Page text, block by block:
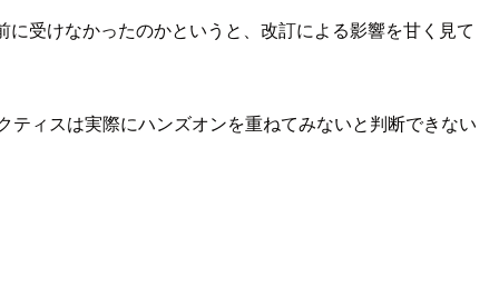
受けなかったのかというと、改訂による影響を甘く見て
ィスは実際にハンズオンを重ねてみないと判断できない